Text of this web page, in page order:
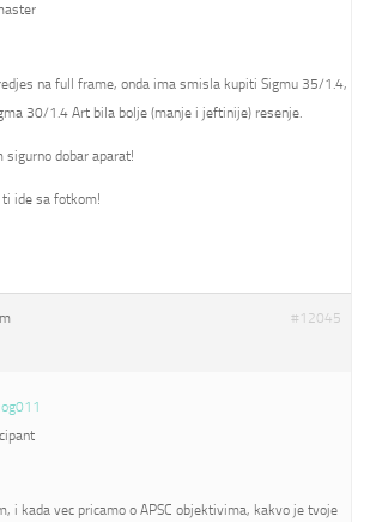
na full frame, onda ima smisla kupiti Sigmu 35/1.4,
30/1.4 Art bila bolje (manje i jeftinije) resenje.
sigurno dobar aparat!
ti ide sa fotkom!
#12045
i kada vec pricamo o APSC objektivima, kakvo je tvoje